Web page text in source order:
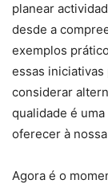
planear
desde a
exemplos
essas
considerar
qualidade é
oferecer à
Agora é o